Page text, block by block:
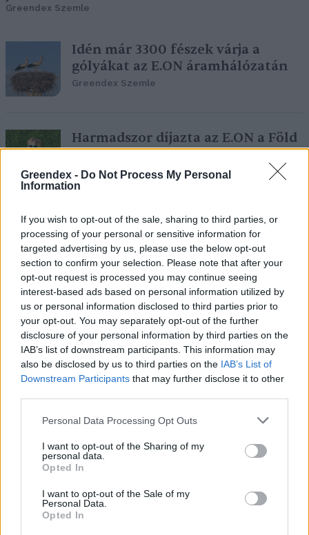
Greendex - Do Not Process My Personal
Information
If you wish to opt-out of the sale, sharing to third parties, or
processing of your personal or sensitive information for
targeted advertising by us, please use the below opt-out
section to confirm your selection. Please note that after your
opt-out request is processed you may continue seeing
interest-based ads based on personal information utilized by
us or personal information disclosed to third parties prior to
your opt-out. You may separately opt-out of the further
disclosure of your personal information by third parties on the
IAB’s list of downstream participants. This information may
also be disclosed by us to third parties on the IAB’s List of
Downstream Participants that may further disclose it to other
Personal Data Processing Opt Outs
I want to opt-out of the Sharing of my
personal data.
Opted In
I want to opt-out of the Sale of my
Personal Data.
Opted In
Greendex Szemle
Idén már 3300 fészek várja a
gólyákat az E.ON áramhálózatán
Greendex Szemle
Harmadszor díjazta az E.ON a Föld
bajnokait
Greendex Szemle
Megszünteti a napelemes
áramellátás ingadozásait az E.ON
új innovációja
Greendex Szemle
Idén is biztonságban költhetnek a
hazai gólyák
Greendex Szemle
Béget a fűnyíró a napelemparkban
Greendex Szemle